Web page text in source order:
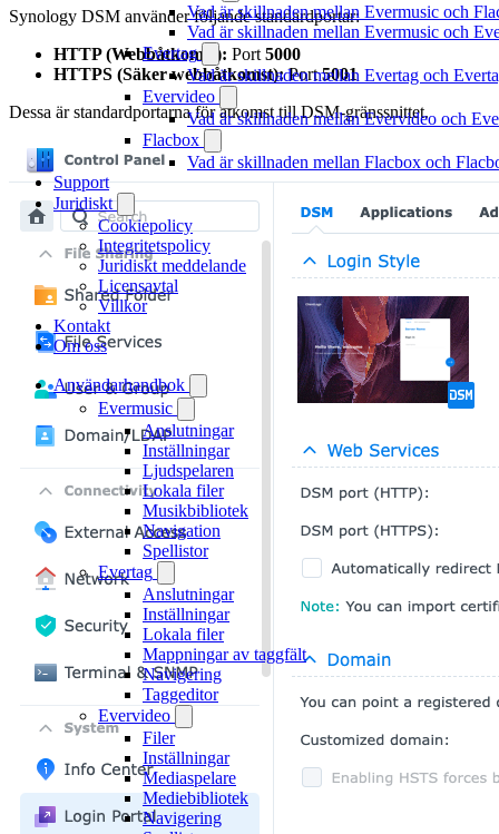
Vad är skillnaden mellan Evermusic och
Vad är skillnaden mellan Evermusic och
Evertag
Vad är skillnaden mellan Evertag och
Evervideo
Vad är skillnaden mellan Evervideo och
Flacbox
Vad är skillnaden mellan Flacbox och
Support
Juridiskt
Cookiepolicy
Integritetspolicy
Juridiskt meddelande
Licensavtal
Villkor
Kontakt
Om oss
Användarhandbok
Evermusic
Anslutningar
Inställningar
Ljudspelaren
Lokala filer
Musikbibliotek
Navigation
Spellistor
Evertag
Anslutningar
Inställningar
Lokala filer
Mappningar av taggfält
Navigering
Taggeditor
Evervideo
Filer
Inställningar
Mediaspelare
Mediebibliotek
Navigering
Synology DSM använder följande standardportar:
HTTP (Webbåtkomst): Port 5000
HTTPS (Säker webbåtkomst):Port5001
Dessa är standardportarna för åtkomst till DSM-gränssnittet.